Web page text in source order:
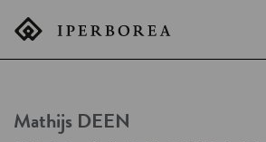
Mathijs DEEN